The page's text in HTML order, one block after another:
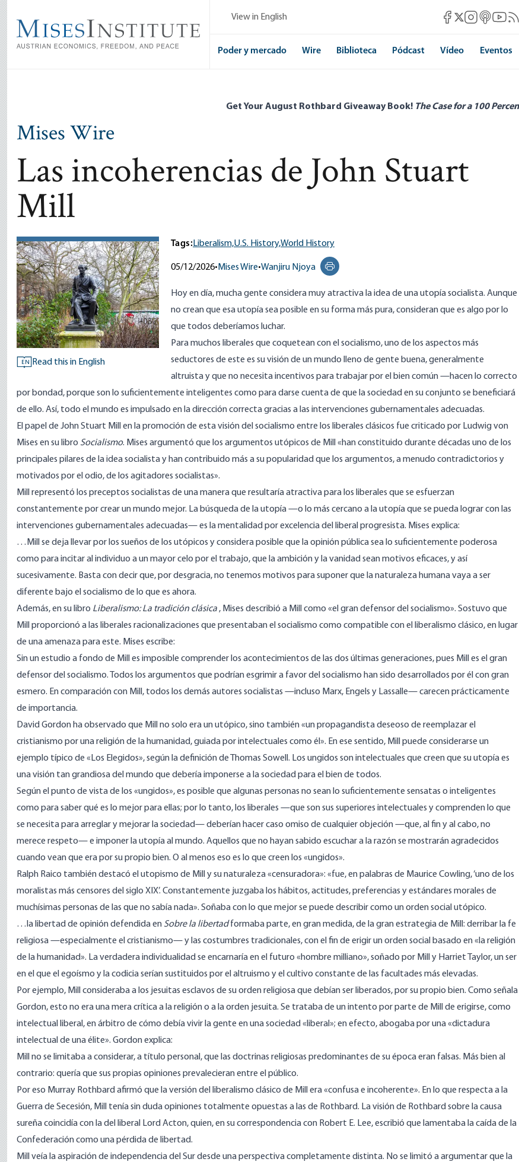
main
content
View in English Mises Facebook
Mises X
MisesMisesMises
Poder y mercado Wire Biblioteca Pódcast Vídeo Eventos
Get Your August Rothbard Giveaway Book! The Case for a 100
Mises Wire
Las incoherencias de John Stuart
Mill
EN Read this in English
Tags:Liberalism,U.S. History,World History
05/12/2026• Mises Wire•Wanjiru Njoya
Print this page
Hoy en día, mucha gente considera muy atractiva la idea de una utopía socialista. Aunque
no crean que esa utopía sea posible en su forma más pura, consideran que es algo por lo
que todos deberíamos luchar.
Para muchos liberales que coquetean con el socialismo, uno de los aspectos más
seductores de este es su visión de un mundo lleno de gente buena, generalmente
altruista y que no necesita incentivos para trabajar por el bien común —hacen lo correcto
por bondad, porque son lo suficientemente inteligentes como para darse cuenta de que la sociedad en su conjunto se beneficiará
de ello. Así, todo el mundo es impulsado en la dirección correcta gracias a las intervenciones gubernamentales adecuadas.
El papel de John Stuart Mill en la promoción de esta visión del socialismo entre los liberales clásicos fue criticado por Ludwig von
Mises en su libro Socialismo. Mises argumentó que los argumentos utópicos de Mill «han constituido durante décadas uno de los
principales pilares de la idea socialista y han contribuido más a su popularidad que los argumentos, a menudo contradictorios y
motivados por el odio, de los agitadores socialistas».
Mill representó los preceptos socialistas de una manera que resultaría atractiva para los liberales que se esfuerzan
constantemente por crear un mundo mejor. La búsqueda de la utopía —o lo más cercano a la utopía que se pueda lograr con las
intervenciones gubernamentales adecuadas— es la mentalidad por excelencia del liberal progresista. Mises explica:
…Mill se deja llevar por los sueños de los utópicos y considera posible que la opinión pública sea lo suficientemente poderosa
como para incitar al individuo a un mayor celo por el trabajo, que la ambición y la vanidad sean motivos eficaces, y así
sucesivamente. Basta con decir que, por desgracia, no tenemos motivos para suponer que la naturaleza humana vaya a ser
diferente bajo el socialismo de lo que es ahora.
Además, en su libro Liberalismo: La tradición clásica , Mises describió a Mill como «el gran defensor del socialismo». Sostuvo que
Mill proporcionó a las liberales racionalizaciones que presentaban el socialismo como compatible con el liberalismo clásico, en lugar
de una amenaza para este. Mises escribe:
Sin un estudio a fondo de Mill es imposible comprender los acontecimientos de las dos últimas generaciones, pues Mill es el gran
defensor del socialismo. Todos los argumentos que podrían esgrimir a favor del socialismo han sido desarrollados por él con gran
esmero. En comparación con Mill, todos los demás autores socialistas —incluso Marx, Engels y Lassalle— carecen prácticamente
de importancia.
David Gordon haobservado que Mill no solo era un utópico, sino también «un propagandista deseoso de reemplazar el
cristianismo por una religión de la humanidad, guiada por intelectuales como él». En ese sentido, Mill puede considerarse un
ejemplo típico de «Los Elegidos», según la definición de Thomas Sowell. Los ungidos son intelectuales que creen que su utopía es
una visión tan grandiosa del mundo que debería imponerse a la sociedad para el bien de todos.
Según el punto de vista de los «ungidos», es posible que algunas personas no sean lo suficientemente sensatas o inteligentes
como para saber qué es lo mejor para ellas; por lo tanto, los liberales —que son sus superiores intelectuales y comprenden lo que
se necesita para arreglar y mejorar la sociedad— deberían hacer caso omiso de cualquier objeción —que, al fin y al cabo, no
merece respeto— e imponer la utopía al mundo. Aquellos que no hayan sabido escuchar a la razón se mostrarán agradecidos
cuando vean que era por su propio bien. O al menos eso es lo que creen los «ungidos».
Ralph Raico tambiéndestacó el utopismo de Mill y su naturaleza «censuradora»: «fue, en palabras de Maurice Cowling, ‘uno de los
moralistas más censores del siglo XIX’. Constantemente juzgaba los hábitos, actitudes, preferencias y estándares morales de
muchísimas personas de las que no sabía nada». Soñaba con lo que mejor se puede describir como un orden social utópico.
…la libertad de opinión defendida en Sobre la libertadformaba parte, en gran medida, de la gran estrategia de Mill: derribar la fe
religiosa —especialmente el cristianismo— y las costumbres tradicionales, con el fin de erigir un orden social basado en «la religión
de la humanidad». La verdadera individualidad se encarnaría en el futuro «hombre milliano», soñado por Mill y Harriet Taylor, un ser
en el que el egoísmo y la codicia serían sustituidos por el altruismo y el cultivo constante de las facultades más elevadas.
Por ejemplo, Mill consideraba a los jesuitas esclavos de su orden religiosa que debían ser liberados, por su propio bien. Como señala
Gordon, esto no era una mera crítica a la religión o a la orden jesuita. Se trataba de un intento por parte de Mill de erigirse, como
intelectual liberal, en árbitro de cómo debía vivir la gente en una sociedad «liberal»; en efecto, abogaba por una «dictadura
intelectual de una élite». Gordon explica:
Mill no se limitaba a considerar, a título personal, que las doctrinas religiosas predominantes de su época eran falsas. Más bien al
contrario: quería que sus propias opiniones prevalecieran entre el público.
Por eso Murray Rothbard afirmó que la versión del liberalismo clásico de Mill era «confusa e incoherente». En lo que respecta a la
Guerra de Secesión, Mill tenía sin duda opiniones totalmente opuestas a las de Rothbard. La visión de Rothbard sobre la causa
sureña coincidía con la del liberal Lord Acton, quien, en su correspondencia con Robert E. Lee, escribió que lamentaba la caída de la
Confederación como una pérdida de libertad.
Mill veía la aspiración de independencia del Sur desde una perspectiva completamente distinta. No se limitó aargumentarque la